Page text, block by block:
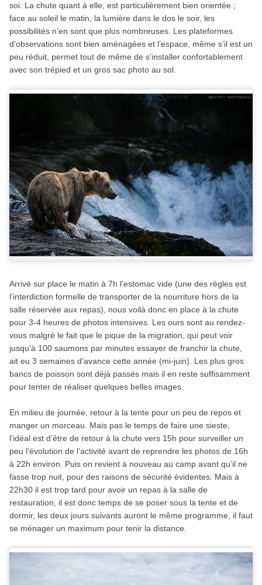
soi. La chute quant à elle, est particulièrement bien orientée ;
face au soleil le matin, la lumière dans le dos le soir, les
possibilités n’en sont que plus nombreuses. Les plateformes
d’observations sont bien aménagées et l’espace, même s’il est un
peu réduit, permet tout de même de s’installer confortablement
avec son trépied et un gros sac photo au sol.
Arrivé sur place le matin à 7h l’estomac vide (une des règles est
l’interdiction formelle de transporter de la nourriture hors de la
salle réservée aux repas), nous voilà donc en place à la chute
pour 3-4 heures de photos intensives. Les ours sont au rendez-
vous malgré le fait que le pique de la migration, qui peut voir
jusqu’à 100 saumons par minutes essayer de franchir la chute,
ait eu 3 semaines d’avance cette année (mi-juin). Les plus gros
bancs de poisson sont déjà passés mais il en reste suffisamment
pour tenter de réaliser quelques belles images.
En milieu de journée, retour à la tente pour un peu de repos et
manger un morceau. Mais pas le temps de faire une sieste,
l’idéal est d’être de retour à la chute vers 15h pour surveiller un
peu l’évolution de l’activité avant de reprendre les photos de 16h
à 22h environ. Puis on revient à nouveau au camp avant qu’il ne
fasse trop nuit, pour des raisons de sécurité évidentes. Mais à
22h30 il est trop tard pour avoir un repas à la salle de
restauration, il est donc temps de se poser sous la tente et de
dormir, les deux jours suivants auront le même programme, il faut
se ménager un maximum pour tenir la distance.